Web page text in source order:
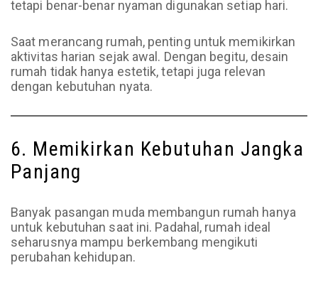
tetapi benar-benar nyaman digunakan setiap hari.
Saat merancang rumah, penting untuk memikirkan
aktivitas harian sejak awal. Dengan begitu, desain
rumah tidak hanya estetik, tetapi juga relevan
dengan kebutuhan nyata.
6. Memikirkan Kebutuhan Jangka
Panjang
Banyak pasangan muda membangun rumah hanya
untuk kebutuhan saat ini. Padahal, rumah ideal
seharusnya mampu berkembang mengikuti
perubahan kehidupan.